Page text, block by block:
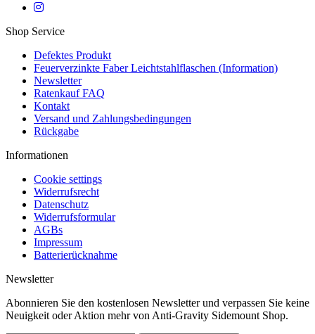
Shop Service
Defektes Produkt
Feuerverzinkte Faber Leichtstahlflaschen (Information)
Newsletter
Ratenkauf FAQ
Kontakt
Versand und Zahlungsbedingungen
Rückgabe
Informationen
Cookie settings
Widerrufsrecht
Datenschutz
Widerrufsformular
AGBs
Impressum
Batterierücknahme
Newsletter
Abonnieren Sie den kostenlosen Newsletter und verpassen Sie keine
Neuigkeit oder Aktion mehr von Anti-Gravity Sidemount Shop.